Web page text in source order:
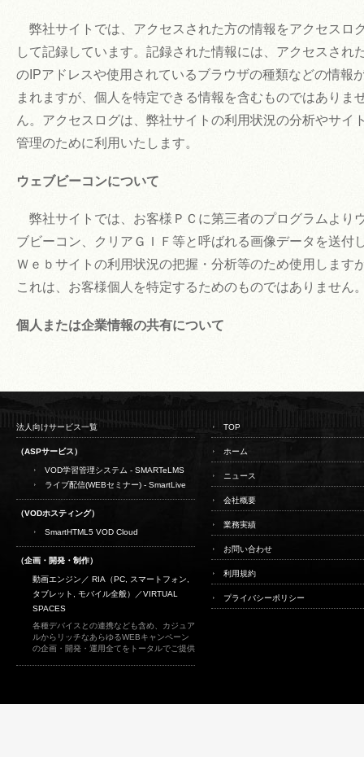
弊社サイトでは、アクセスされた方の情報をアクセスロ
して記録しています。記録された情報には、アクセスされ
のIPアドレスや使用されているブラウザの種類などの情報
まれますが、個人を特定できる情報を含むものではありま
ん。アクセスログは、弊社サイトの利用状況の分析やサイ
管理のために利用いたします。
ウェブビーコンについて
弊社サイトでは、お客様ＰＣに第三者のプログラムより
ブビーコン、クリアＧＩＦ等と呼ばれる画像データを送付
Ｗｅｂサイトの利用状況の把握・分析等のため使用します
これは、お客様個人を特定するためのものではありません
個人または企業情報の共有について
法人向けサービス一覧
（ASPサービス）
VOD学習管理システム - SMARTeLMS
ライブ配信(WEBセミナー) - SmartLive
（VODホスティング）
SmartHTML5 VOD Cloud
（企画・開発・制作）
動画エンジン／ RIA（PC, スマートフォン,
タブレット, モバイル全般）／VIRTUAL
SPACES
各種デバイスとの連携なども含め、カジュア
ルからリッチなあらゆるWEBキャンペーン
の企画・開発・運用全てをトータルでご提供
TOP
ホーム
ニュース
会社概要
業務実績
お問い合わせ
利用規約
プライバシーポリシー